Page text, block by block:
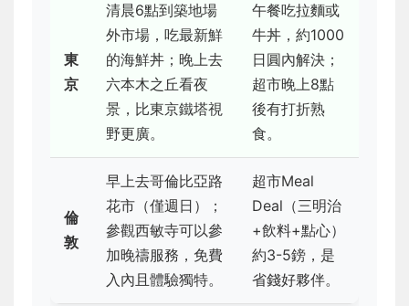
東
京
清晨6點到築地場
外市場，吃最新鮮
的海鮮丼；晚上去
六本木之丘看夜
景，比東京鐵塔視
野更廣。
午餐吃拉麵或
牛丼，約1000
日圓內解決；
超市晚上8點
後有打折熟
食。
倫
敦
早上去哥倫比亞路
花市（僅週日）；
參觀西敏寺可以參
加晚禱服務，免費
入內且體驗獨特。
超市Meal
Deal（三明治
+飲料+點心）
約3-5鎊，是
省錢好夥伴。